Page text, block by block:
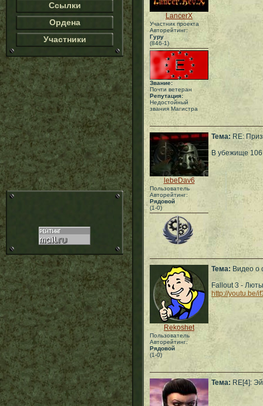
Ссылки
Ордена
Участники
LancerX
Участник проекта
Авторейтинг:
Гуру
(846-1)
Звание:
Почти ветеран
Репутация:
Недостойный
звания Магистра
lebeDav6
Пользователь
Авторейтинг:
Рядовой
(1-0)
Тема: RE:
В убежище 106
Rekoshet
Пользователь
Авторейтинг:
Рядовой
(1-0)
Тема: Видео о
Fallout 3 -
http://youtu.be/
Тема: RE[4]: